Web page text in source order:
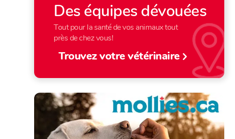
Des équipes dévouées
Tout pour la santé de vos animaux tout
près de chez vous!
Trouvez votre vétérinaire